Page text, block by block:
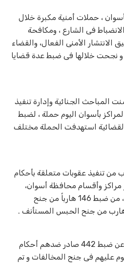
، حملات أمنية مكبرة خلال
فى الشارع ، ومكافحة
الانتشار الأمنى الفعال، والقضاء
و نجحت خلالها فى ضبط عدة قضايا
المباحث الجنائية وإدارة تنفيذ
بأسوان اليوم حملة ، لضبط
القضائية استهدفت الحملة مختلف
عن ضبط 812 هارب من تنفيذ عقوبات متعلقة بأحكام
مراكز وأقسام محافظة أسوان،
وتمكن رجال تنفيذ الأحكام ، من ضبط 146 هارباً من جنح
كما أسفرت جهود الحملة عن ضبط 442 صادر ضدهم أحكام
وضبط 185 محكوم عليهم فى جنح المخالفات و تم